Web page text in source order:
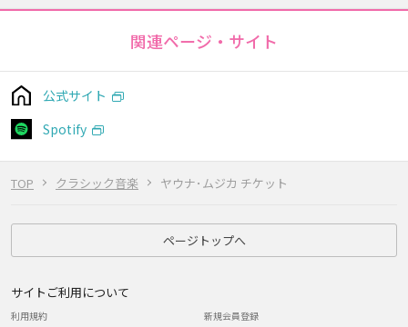
TOP クラシック音楽 ヤウナ･ムジカ チケット
関連ページ・サイト
公式サイト
Spotify
ページトップへ
サイトご利用について
利用規約
新規会員登録